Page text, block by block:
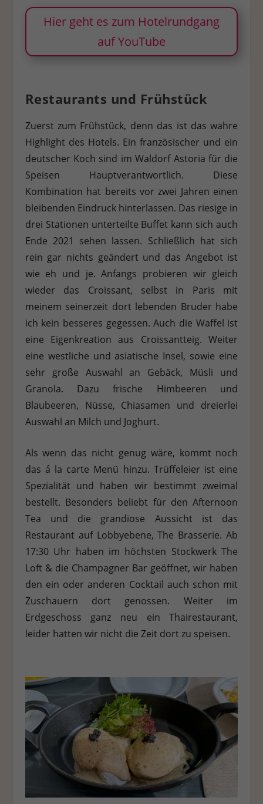
Hier geht es zum Hotelrundgang
auf YouTube
Restaurants und Frühstück
Zuerst zum Frühstück, denn das ist das wahre
Highlight des Hotels. Ein französischer und ein
deutscher Koch sind im Waldorf Astoria für die
Speisen Hauptverantwortlich. Diese
Kombination hat bereits vor zwei Jahren einen
bleibenden Eindruck hinterlassen. Das riesige in
drei Stationen unterteilte Buffet kann sich auch
Ende 2021 sehen lassen. Schließlich hat sich
rein gar nichts geändert und das Angebot ist
wie eh und je. Anfangs probieren wir gleich
wieder das Croissant, selbst in Paris mit
meinem seinerzeit dort lebenden Bruder habe
ich kein besseres gegessen. Auch die Waffel ist
eine Eigenkreation aus Croissantteig. Weiter
eine westliche und asiatische Insel, sowie eine
sehr große Auswahl an Gebäck, Müsli und
Granola. Dazu frische Himbeeren und
Blaubeeren, Nüsse, Chiasamen und dreierlei
Auswahl an Milch und Joghurt.
Als wenn das nicht genug wäre, kommt noch
das á la carte Menü hinzu. Trüffeleier ist eine
Spezialität und haben wir bestimmt zweimal
bestellt. Besonders beliebt für den Afternoon
Tea und die grandiose Aussicht ist das
Restaurant auf Lobbyebene, The Brasserie. Ab
17:30 Uhr haben im höchsten Stockwerk The
Loft & die Champagner Bar geöffnet, wir haben
den ein oder anderen Cocktail auch schon mit
Zuschauern dort genossen. Weiter im
Erdgeschoss ganz neu ein Thairestaurant,
leider hatten wir nicht die Zeit dort zu speisen.